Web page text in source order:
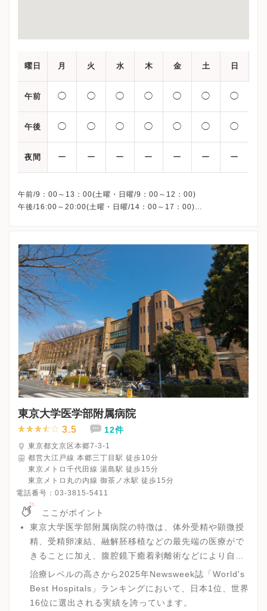
曜日 月 火 水 木 金 土 日
午前 ◯ ◯ ◯ ◯ ◯ ◯ ◯
午後 ◯ ◯ ◯ ◯ ◯ ◯ ◯
夜間 ー ー ー ー ー ー ー
午前/9：00～13：00(土曜・日曜/9：00～12：00)
午後/16:00～20:00(土曜・日曜/14：00～17：00)
東京大学医学部附属病院
3.5 12件
東京都文京区本郷7-3-1
都営大江戸線 本郷三丁目駅 徒歩10分
東京メトロ千代田線 湯島駅 徒歩15分
東京メトロ丸の内線 御茶ノ水駅 徒歩15分
電話番号： 03-3815-5411
ここがポイント
東京大学医学部附属病院の特徴は、体外受精や顕微授
精、受精卵凍結、融解胚移植などの最先端の医療がで
きることに加え、腹腔鏡下癒着剥離術などにより自然
妊娠を目指せることが挙げられます。
治療レベルの高さから2025年Newsweek誌「World's
Best Hospitals」ランキングにおいて、日本1位、世界
16位に選出される実績を誇っています。